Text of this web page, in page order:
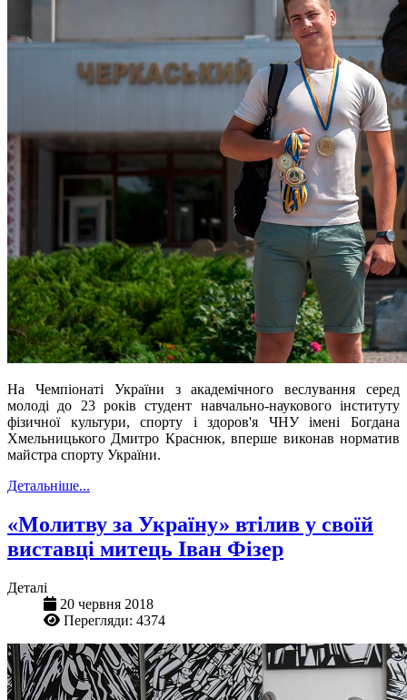
На Чемпіонаті України з академічного веслування серед
молоді до 23 років студент навчально-наукового інституту
фізичної культури, спорту і здоров'я ЧНУ імені Богдана
Хмельницького Дмитро Краснюк, вперше виконав норматив
майстра спорту України.
Детальніше...
«Молитву за Україну» втілив у своїй
виставці митець Іван Фізер
Деталі
20 червня 2018
Перегляди: 4374